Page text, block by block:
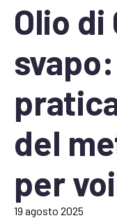
Olio di
del
per voi
19 agosto 2025